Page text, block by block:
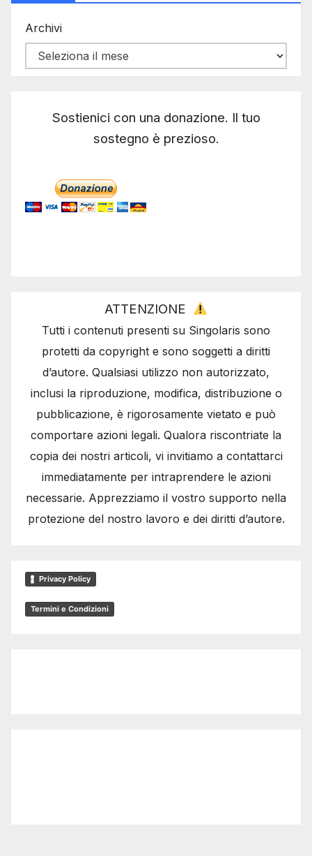
Archivi
Sostienici con una donazione. Il tuo
sostegno è prezioso.
ATTENZIONE
Tutti i contenuti presenti su Singolaris sono
protetti da copyright e sono soggetti a diritti
d’autore. Qualsiasi utilizzo non autorizzato,
inclusi la riproduzione, modifica, distribuzione o
pubblicazione, è rigorosamente vietato e può
comportare azioni legali. Qualora riscontriate la
copia dei nostri articoli, vi invitiamo a contattarci
immediatamente per intraprendere le azioni
necessarie. Apprezziamo il vostro supporto nella
protezione del nostro lavoro e dei diritti d’autore.
Privacy Policy
Termini e Condizioni